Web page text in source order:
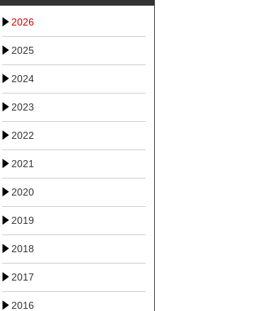
2026
2025
2024
2023
2022
2021
2020
2019
2018
2017
2016